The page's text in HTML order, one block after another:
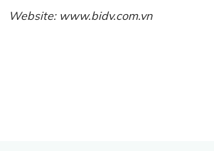
Website: www.bidv.com.vn